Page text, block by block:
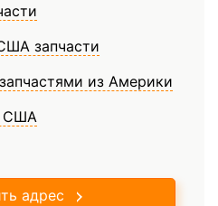
запчасти
из Америки
США
адрес